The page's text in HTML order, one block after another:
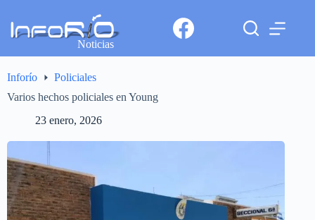
Noticias
Inforío
Policiales
Varios hechos policiales en Young
23 enero, 2026